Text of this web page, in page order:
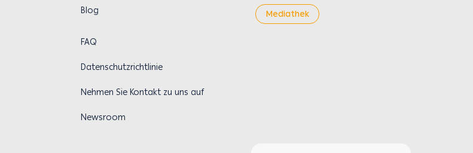
Blog Mediathek
FAQ
Datenschutzrichtlinie
Nehmen Sie Kontakt zu uns auf
Newsroom